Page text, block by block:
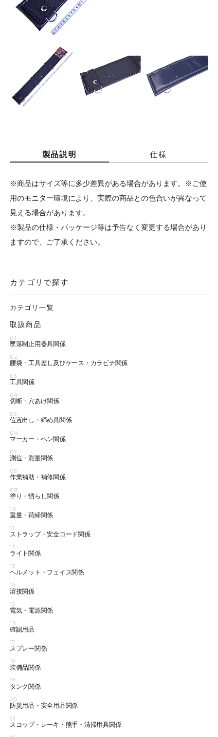
お問い合わせはこちら
製品説明 仕様
※商品はサイズ等に多少差異がある場合があります。※ご使
用のモニター環境により、実際の商品との色合いが異なって
見える場合があります。
※製品の仕様・パッケージ等は予告なく変更する場合があり
ますので、ご了承ください。
カテゴリで探す
カテゴリ一覧
取扱商品
01
墜落制止用器具関係
02
腰袋・工具差し及びケース・カラビナ関係
03
工具関係
04
切断・穴あけ関係
05
位置出し・締め具関係
06
マーカー・ペン関係
07
測位・測量関係
08
作業補助・補修関係
09
塗り・慣らし関係
10
重量・荷締関係
11
ストラップ・安全コード関係
12
ライト関係
13
ヘルメット・フェイス関係
14
溶接関係
15
電気・電源関係
16
確認用品
17
スプレー関係
18
装備品関係
19
タンク関係
20
防災用品・安全用品関係
21
スコップ・レーキ・熊手・清掃用具関係